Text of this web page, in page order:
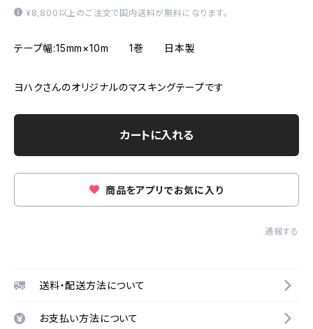
¥8,800以上のご注文で国内送料が無料になります。
テープ幅:15mm×10m 1巻 日本製
ヨハクさんのオリジナルのマスキングテープです
カートに入れる
商品をアプリでお気に入り
通報する
送料・配送方法について
お支払い方法について